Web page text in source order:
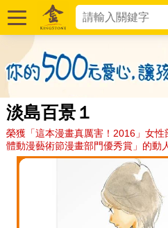
淡島百景１
榮獲「這本漫畫真厲害！2016」女
體動漫藝術節漫畫部門優秀賞」的動